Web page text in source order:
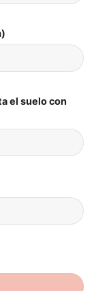
el suelo con
cantidad